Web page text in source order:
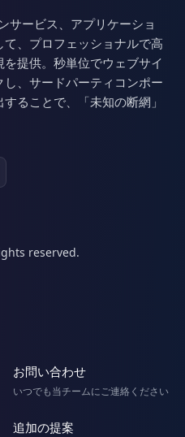
サービス、アプリケーショ
、プロフェッショナルで高
提供。秒単位でウェブサイ
し、サードパーティコンポー
ることで、「未知の断網」
reserved.
お問い合わせ
いつでも当チームにご連絡ください
追加の提案